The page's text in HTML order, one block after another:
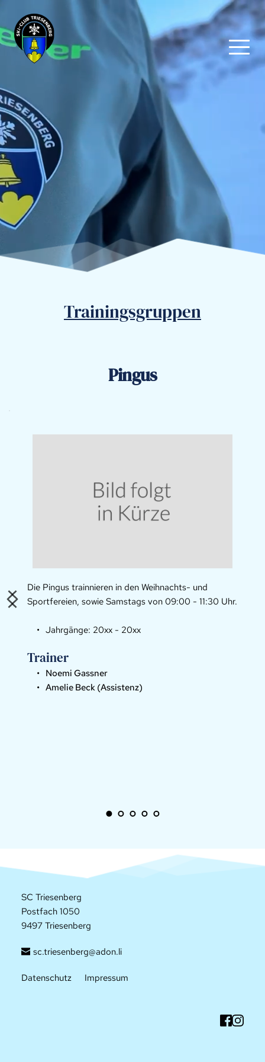
Trainingsgruppen
Pingus
Die Pingus trainnieren in den Weihnachts- und
Sportfereien, sowie Samstags von 09:00 - 11:30 Uhr.
Jahrgänge: 20xx - 20xx
Trainer
Noemi Gassner
Amelie Beck (Assistenz)
SC Triesenberg
Postfach 1050
9497 Triesenberg
sc.triesenberg@adon.li
Datenschutz Impressum